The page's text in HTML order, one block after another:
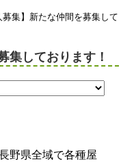
集】新たな仲間を募集して
集しております！
野県全域で各種屋